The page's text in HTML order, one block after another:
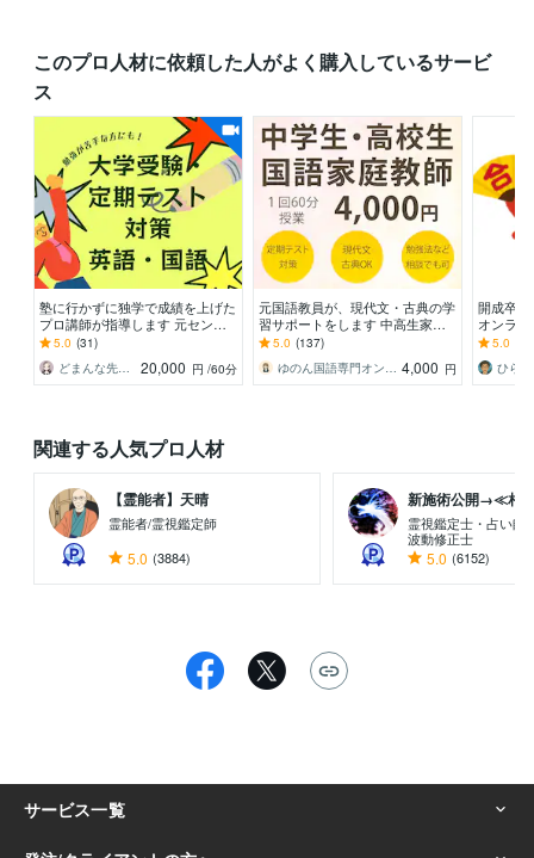
このプロ人材に依頼した人がよく購入しているサービ
ス
塾に行かずに独学で成績を上げた
プロ講師が指導します 元センタ
ー試験満点をとった教師が、1対1
で指導します。
5.0 (31)
どまんな先生【業界10年 国語ガチ勢】
20,000 円 /60分
元国語教員が、現代文・古典の学
習サポートをします 中高生家庭
教師「国語が苦手」を「少しでも
得意」に。受験対策可
5.0 (137)
ゆのん国語専門オンライン家庭教師 4,000 円
開成卒
オンラ
も合格
中！
5.0
ひら
関連する人気プロ人材
【霊能者】天晴
霊能者/霊視鑑定師
5.0 (3884)
新施術公開→≪相
霊視鑑定士・占い師
波動修正士
5.0 (6152)